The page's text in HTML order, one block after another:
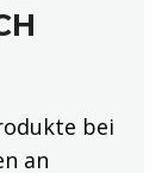
bei
an